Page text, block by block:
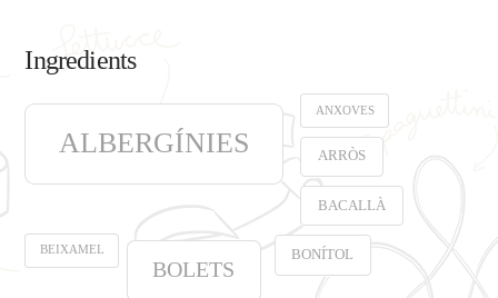
Ingredients
ALBERGÍNIES
ANXOVES
ARRÒS
BACALLÀ
BEIXAMEL
BOLETS
BONÍTOL